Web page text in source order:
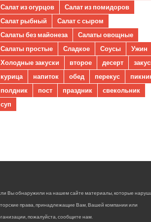
Салат из огурцов
Салат из помидоров
Салат рыбный
Салат с сыром
Салаты без майонеза
Салаты овощные
Салаты простые
Сладкое Соусы
Ужин
Холодные закуски
второе десерт
курица
напиток обед перекус
полдник
пост праздник
свекольник
суп
Вы обнаружили на нашем сайте материалы, которые
права, принадлежащие Вам, Вашей компании или
пожалуйста, сообщите нам.